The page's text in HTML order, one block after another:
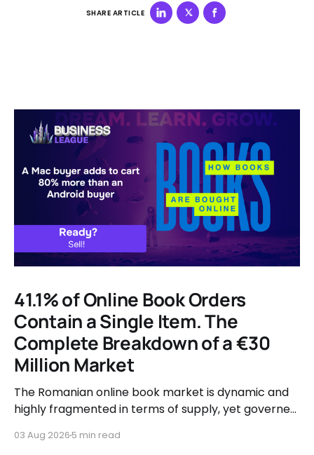
SHARE ARTICLE
41.1% of Online Book Orders
Contain a Single Item. The
Complete Breakdown of a €30
Million Market
The Romanian online book market is dynamic and
highly fragmented in terms of supply, yet governed
user behavior.
03 Aug 2026 5 min read